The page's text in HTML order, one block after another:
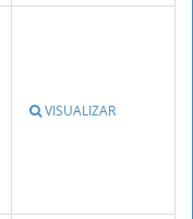
VISUALIZAR